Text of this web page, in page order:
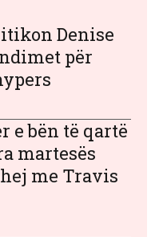
Denise
për
e bën të qartë
martesës
me Travis